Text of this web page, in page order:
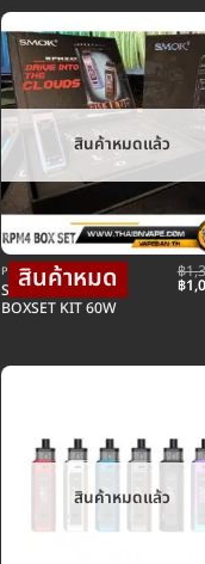
สินค้าหมดแล้ว
POD พอตบุหรี่ไฟฟ้า
SMOK RPM 4 POD
BOXSET KIT 60W
฿
price
฿
สินค้าหมดแล้ว